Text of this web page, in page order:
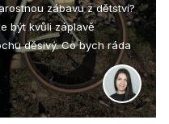
zábavu z dětství?
být kvůli záplavě
děsivý. Co bych ráda